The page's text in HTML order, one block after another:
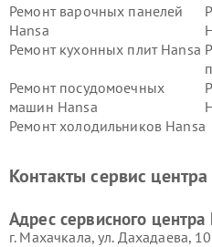
Ремонт варочных панелей
Hansa
Ремонт кухонных плит Hansa
Ремонт посудомоечных
машин Hansa
Ремонт холодильников Hansa
Контакты сервис центра
Адрес сервисного центра
г. Махачкала, ул. Дахадаева,